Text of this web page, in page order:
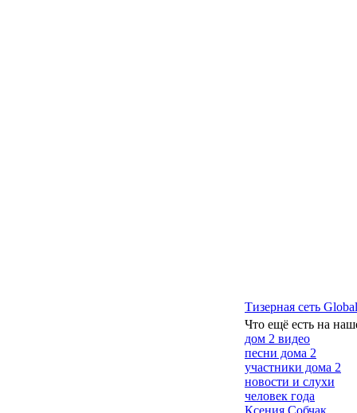
Тизерная сеть
Что ещё есть на
дом 2 видео
песни дома 2
участники дома 2
новости и слухи
человек года
Ксения Собчак